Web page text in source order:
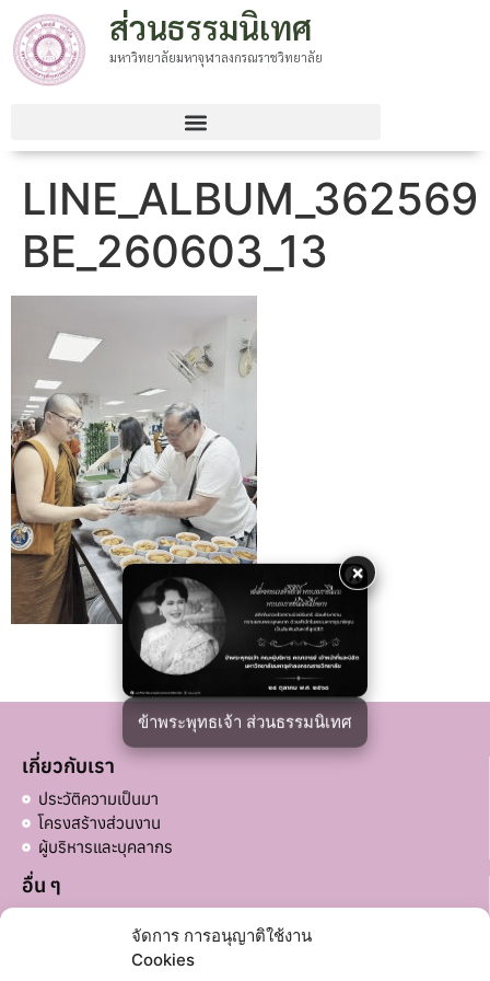
จัดการ การอนุญาติใช้งาน
Cookies
×
ข้าพระพุทธเจ้า ส่วนธรรมนิเทศ
ส่วนธรรมนิเทศ
มหาวิทยาลัยมหาจุฬาลงกรณราชวิทยาลัย
LINE_ALBUM_362569
BE_260603_13
เกี่ยวกับเรา
ประวัติความเป็นมา
โครงสร้างส่วนงาน
ผู้บริหารและบุคลากร
อื่น ๆ
ลิงก์ที่เกี่ยวข้อง